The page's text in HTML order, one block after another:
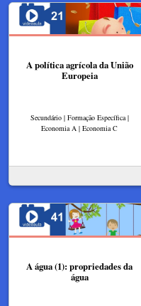
A política agrícola da União
Europeia
Secundário | Formação Específica |
Economia A | Economia C
A água (1): propriedades da
água